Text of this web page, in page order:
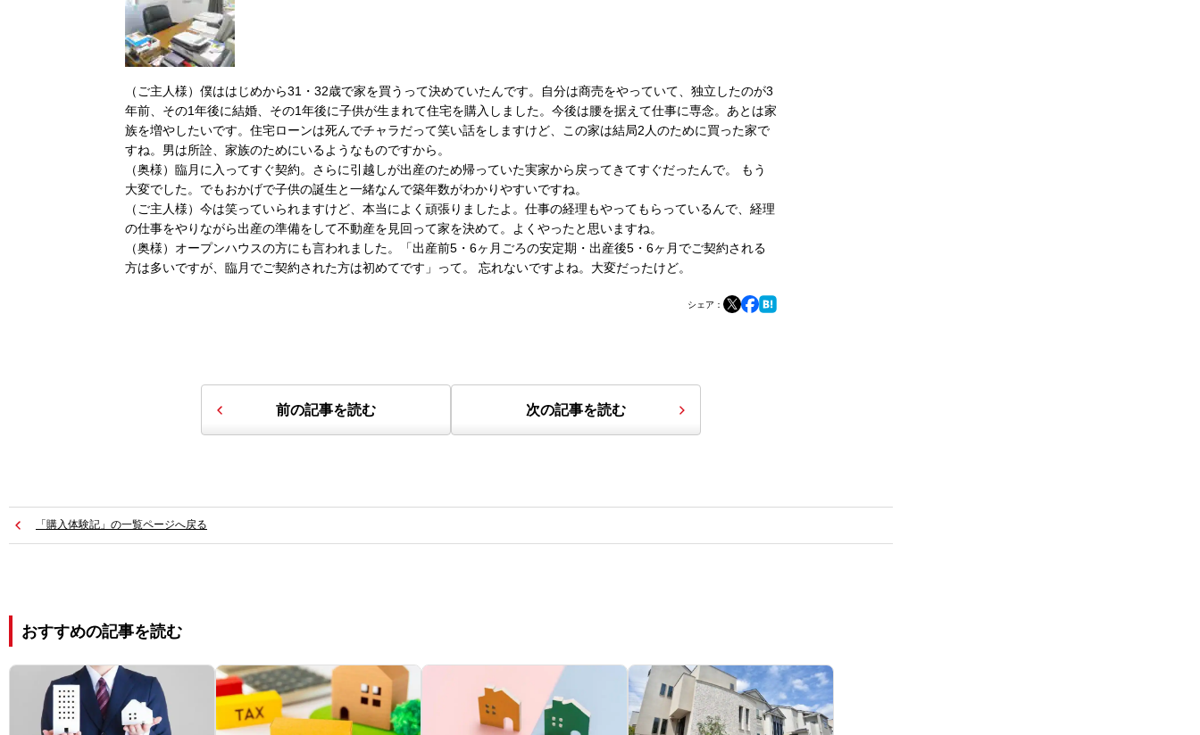
（ご主人様）僕ははじめから31・32歳で家を買うって決めていたんです。自分は商売をやっていて、独立したのが3
年前、その1年後に結婚、その1年後に子供が生まれて住宅を購入しました。今後は腰を据えて仕事に専念。あとは家
族を増やしたいです。住宅ローンは死んでチャラだって笑い話をしますけど、この家は結局2人のために買った家で
すね。男は所詮、家族のためにいるようなものですから。
（奥様）臨月に入ってすぐ契約。さらに引越しが出産のため帰っていた実家から戻ってきてすぐだったんで。 もう
大変でした。でもおかげで子供の誕生と一緒なんで築年数がわかりやすいですね。
（ご主人様）今は笑っていられますけど、本当によく頑張りましたよ。仕事の経理もやってもらっているんで、経理
の仕事をやりながら出産の準備をして不動産を見回って家を決めて。よくやったと思いますね。
（奥様）オープンハウスの方にも言われました。「出産前5・6ヶ月ごろの安定期・出産後5・6ヶ月でご契約される
方は多いですが、臨月でご契約された方は初めてです」って。 忘れないですよね。大変だったけど。
シェア：
前の記事を読む 次の記事を読む
「購入体験記」の一覧ページへ戻る
おすすめの記事を読む